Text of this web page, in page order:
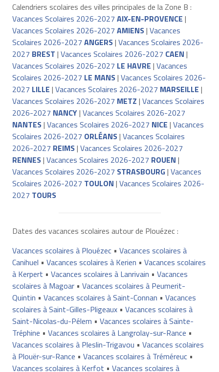
Calendriers scolaires des villes principales de la Zone B :
Vacances Scolaires 2026-2027 AIX-EN-PROVENCE |
Vacances Scolaires 2026-2027 AMIENS| Vacances
Scolaires 2026-2027 ANGERS| Vacances Scolaires 2026-
2027 BREST | Vacances Scolaires 2026-2027 CAEN |
Vacances Scolaires 2026-2027 LE HAVRE | Vacances
Scolaires 2026-2027 LE MANS| Vacances Scolaires 2026-
2027 LILLE | Vacances Scolaires 2026-2027 MARSEILLE |
Vacances Scolaires 2026-2027 METZ | Vacances Scolaires
2026-2027 NANCY| Vacances Scolaires 2026-2027
NANTES| Vacances Scolaires 2026-2027 NICE | Vacances
Scolaires 2026-2027 ORLÉANS| Vacances Scolaires
2026-2027 REIMS| Vacances Scolaires 2026-2027
RENNES| Vacances Scolaires 2026-2027 ROUEN |
Vacances Scolaires 2026-2027 STRASBOURG| Vacances
Scolaires 2026-2027 TOULON | Vacances Scolaires 2026-
2027 TOURS
Dates des vacances scolaires autour de Plouézec :
Vacances scolaires à Plouézec• Vacances scolaires à
Canihuel • Vacances scolaires à Kerien • Vacances scolaires
à Kerpert • Vacances scolaires à Lanrivain • Vacances
scolaires à Magoar• Vacances scolaires à Peumerit-
Quintin • Vacances scolaires à Saint-Connan • Vacances
scolaires à Saint-Gilles-Pligeaux• Vacances scolaires à
Saint-Nicolas-du-Pélem • Vacances scolaires à Sainte-
Tréphine • Vacances scolaires à Langrolay-sur-Rance •
Vacances scolaires à Pleslin-Trigavou • Vacances scolaires
à Plouër-sur-Rance • Vacances scolaires à Tréméreuc•
Vacances scolaires à Kerfot • Vacances scolaires à